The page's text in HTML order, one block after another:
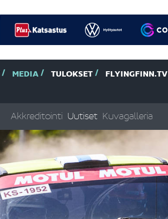
MEDIA TULOKSET FLYINGFINN.TV
Akkreditointi Uutiset Kuvagalleria